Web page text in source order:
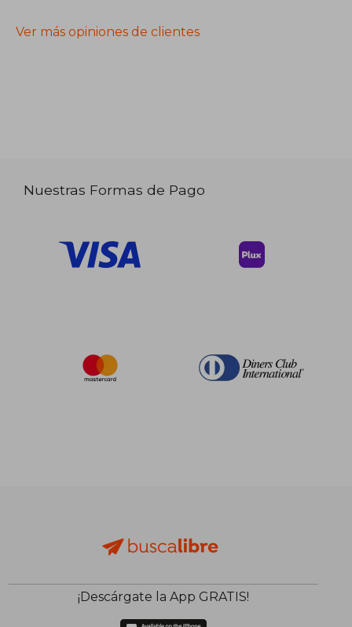
Ver más opiniones de clientes
Nuestras Formas de Pago
¡Descárgate la App GRATIS!